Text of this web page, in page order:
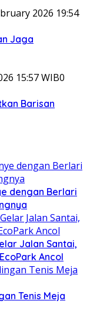
2026 19:54
Jaga
15:57 WIB0
Barisan
dengan Berlari
Jalan Santai,
Ancol
Tenis Meja